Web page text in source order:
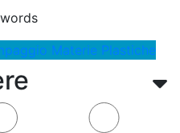
Materie Plastiche